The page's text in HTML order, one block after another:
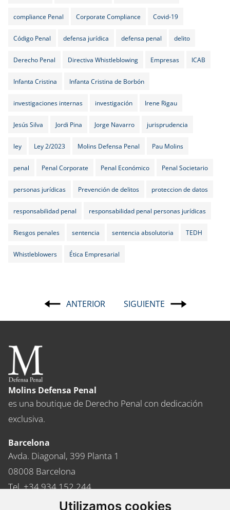
Utilizamos cookies
compliance Penal Corporate Compliance Covid-19
Código Penal defensa jurídica defensa penal delito
Derecho Penal Directiva Whistleblowing Empresas ICAB
Infanta Cristina Infanta Cristina de Borbón
investigaciones internas investigación Irene Rigau
Jesús Silva Jordi Pina Jorge Navarro jurisprudencia
ley Ley 2/2023 Molins Defensa Penal Pau Molins
penal Penal Corporate Penal Económico Penal Societario
personas jurídicas Prevención de delitos proteccion de datos
responsabilidad penal responsabilidad penal personas jurídicas
Riesgos penales sentencia sentencia absolutoria TEDH
Whistleblowers Ética Empresarial
Navegación
de
ANTERIOR SIGUIENTE
Molins Defensa Penal
es una boutique de Derecho Penal con dedicación
exclusiva.
Barcelona
Avda. Diagonal, 399 Planta 1
08008 Barcelona
Tel. +34 934 152 244
Fax. +34 934 160 693